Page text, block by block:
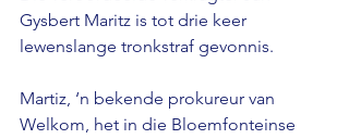
Gysbert Maritz is tot drie keer
lewenslange tronkstraf gevonnis.
Martiz, ‘n bekende prokureur van
Welkom, het in die Bloemfonteinse